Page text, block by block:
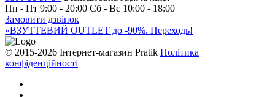
Пн - Пт 9:00 - 20:00 Сб - Вс 10:00 - 18:00
Замовити дзвінок
«ВЗУТТЕВИЙ OUTLET до -90%. Переходь!
© 2015-2026 Інтернет-магазин Pratik Політика
конфіденційності